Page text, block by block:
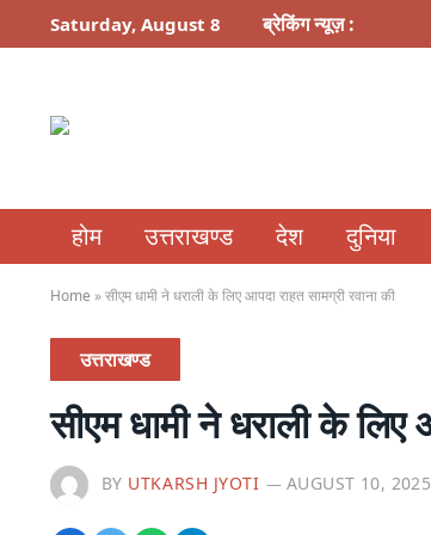
Saturday, August 8 ब्रेकिंग न्यूज़ :
होम उत्तराखण्ड देश दुनिया
Home »सीएम धामी ने धराली के लिए आपदा राहत सामग्री रवाना की
उत्तराखण्ड
सीएम धामी ने धराली के लिए
BY UTKARSH JYOTI AUGUST 10, 2025